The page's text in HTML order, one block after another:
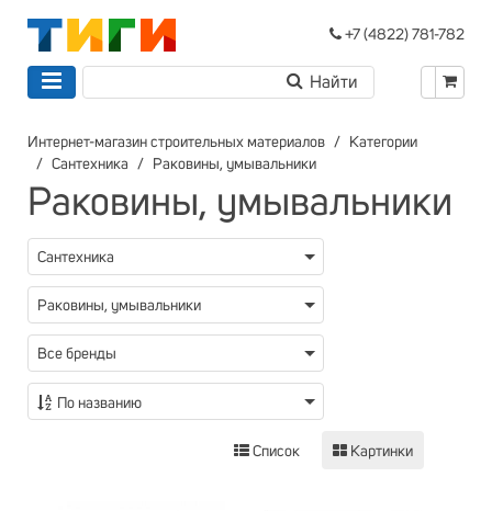
+7 (4822) 781-782
Интернет-магазин строительных материалов
Категории
Сантехника
Раковины, умывальники
Раковины, умывальники
Сантехника
Раковины, умывальники
Все бренды
По названию
Список Картинки